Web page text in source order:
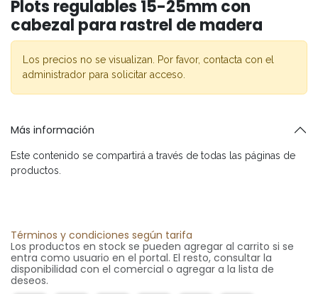
Plots regulables 15-25mm con
cabezal para rastrel de madera
Los precios no se visualizan. Por favor, contacta con el
administrador para solicitar acceso.
Más información
Este contenido se compartirá a través de todas las páginas de
productos.
Términos y condiciones según tarifa
Los productos en stock se pueden agregar al carrito si se
entra como usuario en el portal. El resto, consultar la
disponibilidad con el comercial o agregar a la lista de
deseos.